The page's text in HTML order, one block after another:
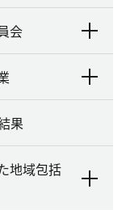
会
果
地域包括